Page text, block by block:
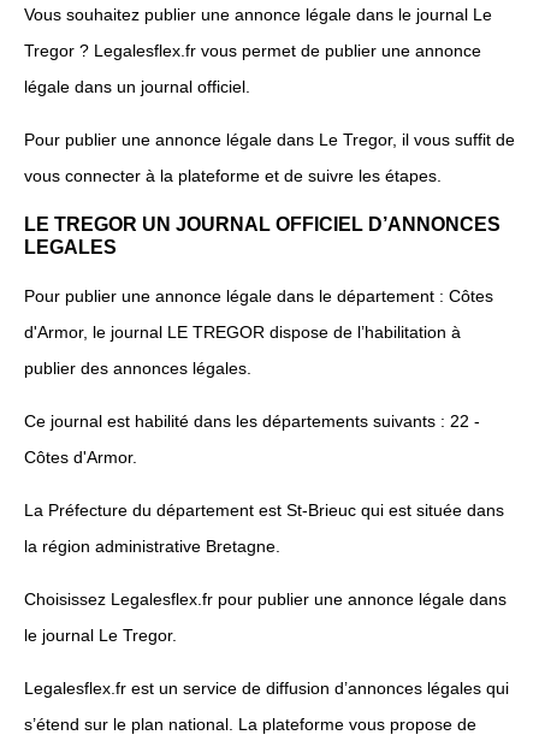
Vous souhaitez publier une annonce légale dans le journal Le
Tregor ? Legalesflex.fr vous permet de publier une annonce
légale dans un journal officiel.
Pour publier une annonce légale dans Le Tregor, il vous suffit de
vous connecter à la plateforme et de suivre les étapes.
LE TREGOR UN JOURNAL OFFICIEL D’ANNONCES
LEGALES
Pour publier une annonce légale dans le département : Côtes
d'Armor, le journal LE TREGOR dispose de l’habilitation à
publier des annonces légales.
Ce journal est habilité dans les départements suivants : 22 -
Côtes d'Armor.
La Préfecture du département est St-Brieuc qui est située dans
la région administrative Bretagne.
Choisissez Legalesflex.fr pour publier une annonce légale dans
le journal Le Tregor.
Legalesflex.fr est un service de diffusion d’annonces légales qui
s’étend sur le plan national. La plateforme vous propose de